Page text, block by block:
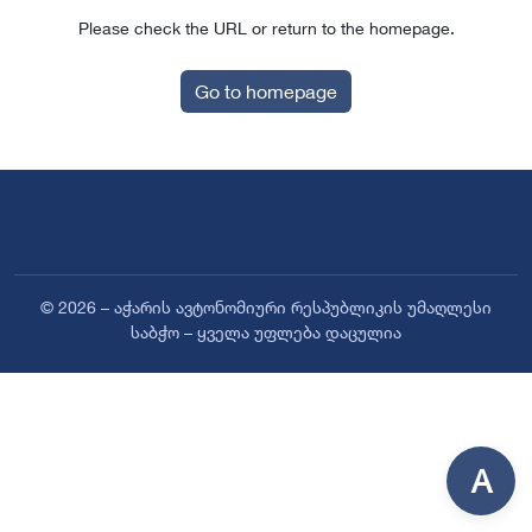
Please check the URL or return to the homepage.
Go to homepage
© 2026 – აჭარის ავტონომიური რესპუბლიკის უმაღლესი
საბჭო – ყველა უფლება დაცულია
A